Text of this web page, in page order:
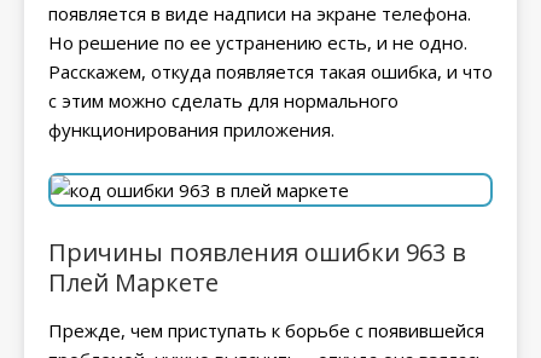
появляется в виде надписи на экране телефона.
Но решение по ее устранению есть, и не одно.
Расскажем, откуда появляется такая ошибка, и что
с этим можно сделать для нормального
функционирования приложения.
Причины появления ошибки 963 в
Плей Маркете
Прежде, чем приступать к борьбе с появившейся